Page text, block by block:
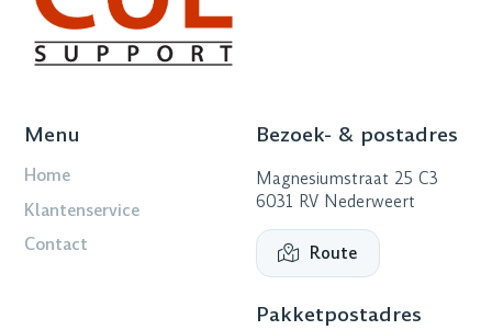
Menu
Home
Klantenservice
Contact
Bezoek- & postadres
Magnesiumstraat 25 C3
6031 RV Nederweert
Route
Pakketpostadres